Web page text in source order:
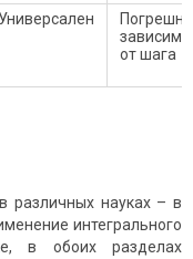
Универсален
от шага
различных науках – в
интегрального
в обоих разделах